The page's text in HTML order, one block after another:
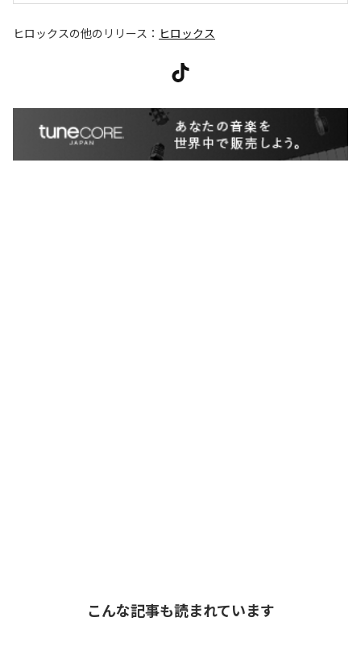
ヒロックスの他のリリース： ヒロックス
こんな記事も読まれています